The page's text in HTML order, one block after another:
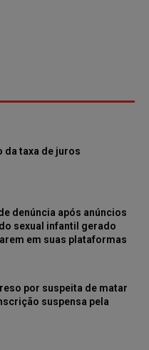
da taxa de juros
denúncia após anúncios
sexual infantil gerado
em suas plataformas
por suspeita de matar
suspensa pela